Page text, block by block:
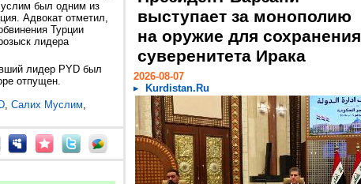
был одним из
Адвокат отметил,
Турции
лидера
лидер PYD был
отпущен.
, Салих Муслим,
выступает за монополию
на оружие для сохранения
суверенитета Ирака
2026-08-07
Kurdistan.Ru